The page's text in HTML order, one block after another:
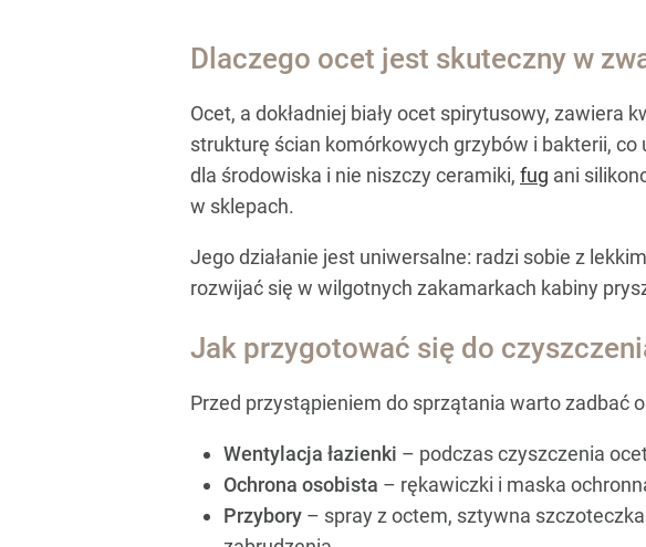
Dlaczego ocet jest skuteczny w
Ocet, a dokładniej biały ocet spirytusowy, zawiera
strukturę ścian komórkowych grzybów i bakterii,
dla środowiska i nie niszczy ceramiki, fug ani
w sklepach.
Jego działanie jest uniwersalne: radzi sobie z
rozwijać się w wilgotnych zakamarkach kabiny
Jak przygotować się do
Przed przystąpieniem do sprzątania warto zadbać
Wentylacja łazienki – podczas czyszczenia
Ochrona osobista – rękawiczki i maska
Przybory – spray z octem, sztywna